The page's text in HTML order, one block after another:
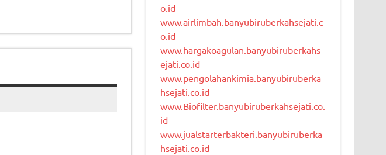
o.id
www.airlimbah.banyubiruberkahsejati.c
o.id
www.hargakoagulan.banyubiruberkahs
ejati.co.id
www.pengolahankimia.banyubiruberka
hsejati.co.id
www.Biofilter.banyubiruberkahsejati.co.
id
www.jualstarterbakteri.banyubiruberka
hsejati.co.id